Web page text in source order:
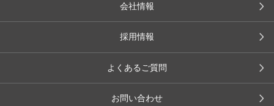
会社情報
採用情報
よくあるご質問
お問い合わせ